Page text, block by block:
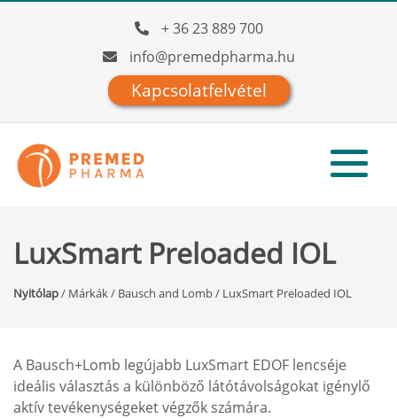
+ 36 23 889 700
info@premedpharma.hu
Kapcsolatfelvétel
LuxSmart Preloaded IOL
Nyitólap/ Márkák/ Bausch and Lomb/ LuxSmart Preloaded IOL
A Bausch+Lomb legújabb LuxSmart EDOF lencséje
ideális választás a különböző látótávolságokat igénylő
aktív tevékenységeket végzők számára.